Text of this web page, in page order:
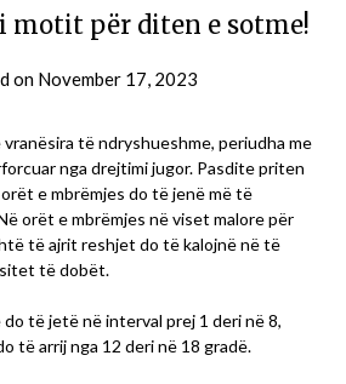
motit për diten e sotme!
on November 17, 2023
të ndryshueshme, periudha me
nga drejtimi jugor. Pasdite priten
e mbrëmjes do të jenë më të
orët e mbrëmjes në viset malore për
të ajrit reshjet do të kalojnë në të
të dobët.
të jetë në interval prej 1 deri në 8,
të arrij nga 12 deri në 18 gradë.